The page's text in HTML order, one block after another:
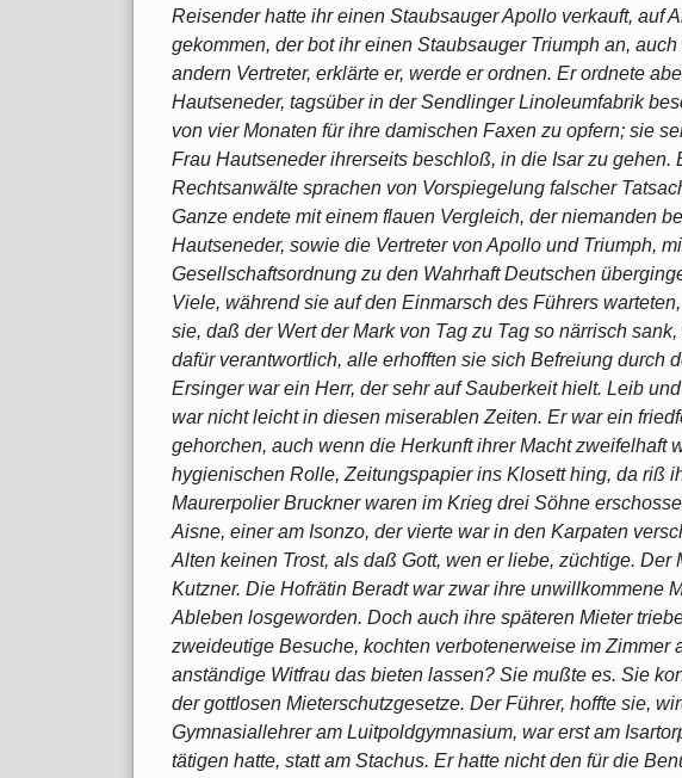
Reisender hatte ihr einen Staubsauger Apollo verkauft, auf
gekommen, der bot ihr einen Staubsauger Triumph an,
andern Vertreter, erklärte er, werde er ordnen. Er ordnete
Hautseneder, tagsüber in der Sendlinger Linoleumfabrik
von vier Monaten für ihre damischen Faxen zu opfern; sie
Frau Hautseneder ihrerseits beschloß, in die Isar zu
Rechtsanwälte sprachen von Vorspiegelung falscher
Ganze endete mit einem flauen Vergleich, der niemanden
Hautseneder, sowie die Vertreter von Apollo und Triumph,
Gesellschaftsordnung zu den Wahrhaft Deutschen
Viele, während sie auf den Einmarsch des Führers
sie, daß der Wert der Mark von Tag zu Tag so närrisch
dafür verantwortlich, alle erhofften sie sich Befreiung durch
Ersinger war ein Herr, der sehr auf Sauberkeit hielt. Leib
war nicht leicht in diesen miserablen Zeiten. Er war ein
gehorchen, auch wenn die Herkunft ihrer Macht zweifelhaft
hygienischen Rolle, Zeitungspapier ins Klosett hing, da riß
Maurerpolier Bruckner waren im Krieg drei Söhne
Aisne, einer am Isonzo, der vierte war in den Karpaten
Alten keinen Trost, als daß Gott, wen er liebe, züchtige.
Kutzner. Die Hofrätin Beradt war zwar ihre unwillkommene
Ableben losgeworden. Doch auch ihre späteren Mieter
zweideutige Besuche, kochten verbotenerweise im Zimmer
anständige Witfrau das bieten lassen? Sie mußte es. Sie
der gottlosen Mieterschutzgesetze. Der Führer, hoffte sie,
Gymnasiallehrer am Luitpoldgymnasium, war erst am
tätigen hatte, statt am Stachus. Er hatte nicht den für die